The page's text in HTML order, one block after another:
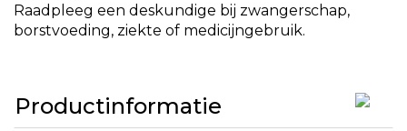
Raadpleeg een deskundige bij zwangerschap,
borstvoeding, ziekte of medicijngebruik.
Productinformatie